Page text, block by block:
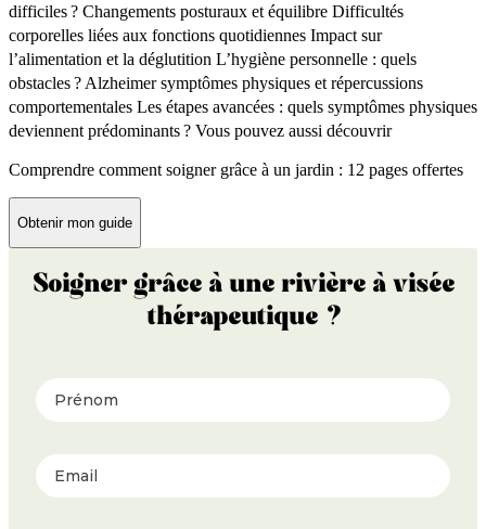
difficiles ? Changements posturaux et équilibre Difficultés
corporelles liées aux fonctions quotidiennes Impact sur
l’alimentation et la déglutition L’hygiène personnelle : quels
obstacles ? Alzheimer symptômes physiques et répercussions
comportementales Les étapes avancées : quels symptômes physiques
deviennent prédominants ? Vous pouvez aussi découvrir
Comprendre comment soigner grâce à un jardin : 12 pages offertes
Obtenir mon guide
Soigner grâce à une rivière à visée
thérapeutique ?
Prénom